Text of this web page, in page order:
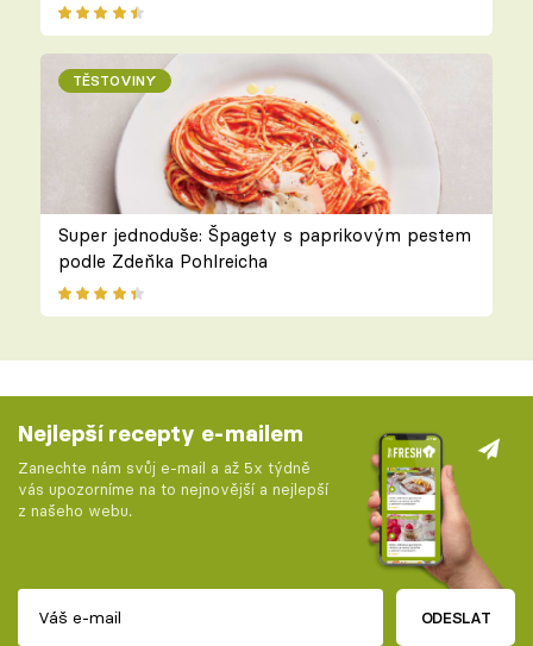
TĚSTOVINY
Super jednoduše: Špagety s paprikovým pestem
podle Zdeňka Pohlreicha
Nejlepší recepty e-mailem
Zanechte nám svůj e-mail a až 5x týdně
vás upozorníme na to nejnovější a nejlepší
z našeho webu.
ODESLAT